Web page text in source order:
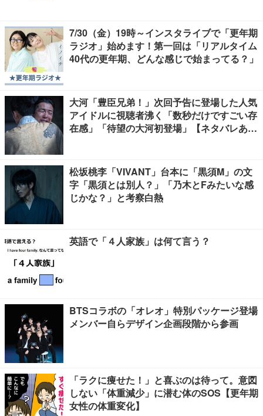
7/30（金）19時～インスタライブで「更年期
ラジオ」始めます！第一回は「リアルタイム
40代の更年期、どんな感じで始まってる？」
大河「豊臣兄弟！」次回予告に登場した人気
アイドルに視聴者沸く「数秒だけですごい存
在感」「待望の大河初登場」【ネタバレあ
松坂桃李「VIVANT」台本に「黒須M」の文
字「黒須とは別人？」「乃木とFみたいな感
じかな？」と考察白熱
英語で「４人家族」は何て言う？
BTSコラボの「オレオ」特別パッケージ登場
メンバー自らデザイン企画段階から参画
「ラクに痩せた！」と喜ぶのは待って。意図
しない「体重減少」に潜む体のSOS【更年期
女性の体重変化】